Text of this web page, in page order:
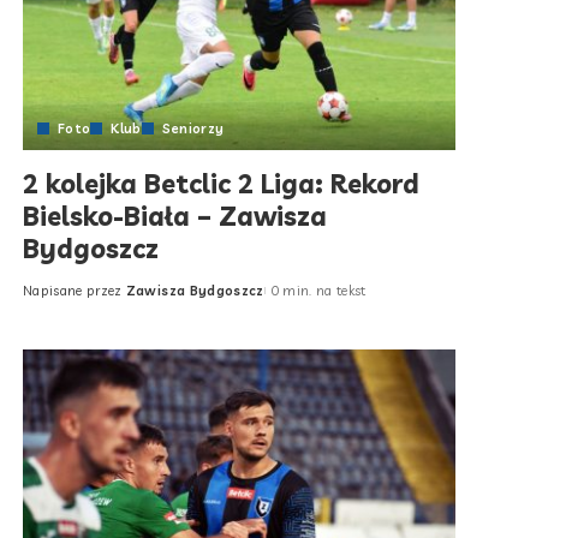
Foto Klub Seniorzy
2 kolejka Betclic 2 Liga: Rekord
Bielsko-Biała – Zawisza
Bydgoszcz
Posted
Napisane przez Zawisza Bydgoszcz 0 min. na tekst